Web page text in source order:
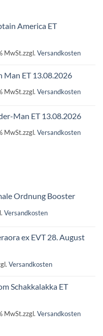
America ET
MwSt.zzgl. Versandkosten
Man ET 13.08.2026
MwSt.zzgl. Versandkosten
Man ET 13.08.2026
MwSt.zzgl. Versandkosten
Ordnung Booster
Versandkosten
ex EVT 28. August
Versandkosten
Schakkalakka ET
MwSt.zzgl. Versandkosten